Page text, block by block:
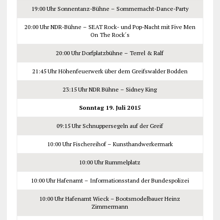
19:00 Uhr Sonnentanz-Bühne – Sommernacht-Dance-Party
20:00 Uhr NDR-Bühne – SEAT Rock- und Pop-Nacht mit Five Men
On The Rock´s
20:00 Uhr Dorfplatzbühne – Terrel & Ralf
21:45 Uhr Höhenfeuerwerk über dem Greifswalder Bodden
23:15 Uhr NDR Bühne – Sidney King
Sonntag 19. Juli 2015
09:15 Uhr Schnuppersegeln auf der Greif
10:00 Uhr Fischereihof – Kunsthandwerkermark
10:00 Uhr Rummelplatz
10:00 Uhr Hafenamt – Informationsstand der Bundespolizei
10:00 Uhr Hafenamt Wieck – Bootsmodelbauer Heinz
Zimmermann